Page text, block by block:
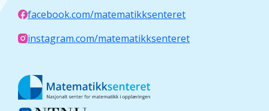
facebook.com/matematikksenteret
instagram.com/matematikksenteret